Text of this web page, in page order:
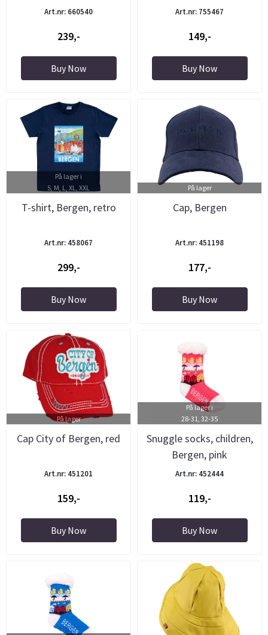
Art.nr: 660540
239,-
Buy Now
Art.nr: 755467
149,-
Buy Now
På lager i
S, M, L, XL, XXL
T-shirt, Bergen, retro
Art.nr: 458067
299,-
Buy Now
På lager
Cap, Bergen
Art.nr: 451198
177,-
Buy Now
På lager
Cap City of Bergen, red
Art.nr: 451201
159,-
Buy Now
På lager i
28-31, 32-35
Snuggle socks, children,
Bergen, pink
Art.nr: 452444
119,-
Buy Now